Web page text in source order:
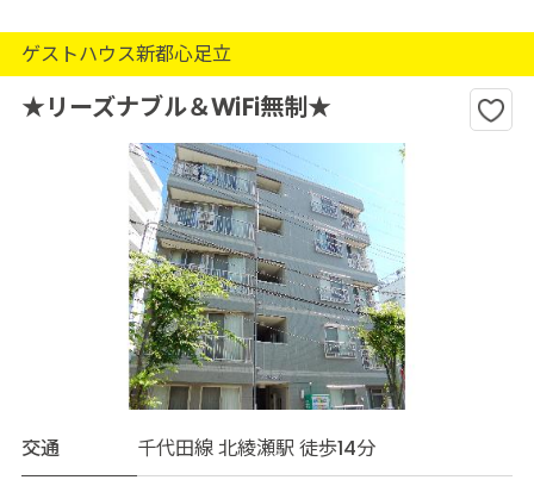
ゲストハウス新都心足立
★リーズナブル＆WiFi無制★
交通 千代田線 北綾瀬駅 徒歩14分